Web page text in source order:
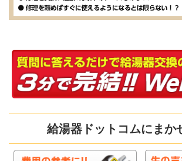
給湯器ドットコムにまか